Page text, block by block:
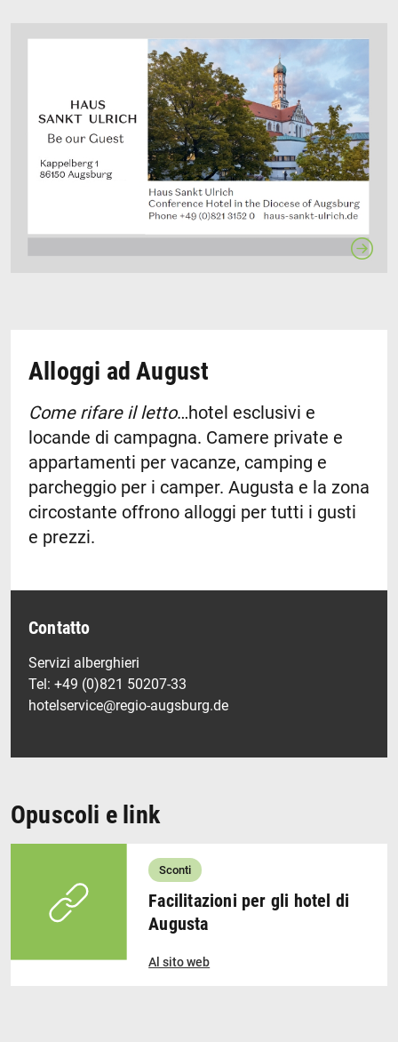
Alloggi ad August
Come rifare il letto…hotel esclusivi e
locande di campagna. Camere private e
appartamenti per vacanze, camping e
parcheggio per i camper. Augusta e la zona
circostante offrono alloggi per tutti i gusti
e prezzi.
Contatto
Servizi alberghieri
Tel: +49 (0)821 50207-33
hotelservice@regio-augsburg.de
Opuscoli e link
Sconti
Facilitazioni per gli hotel di
Augusta
Al sito web